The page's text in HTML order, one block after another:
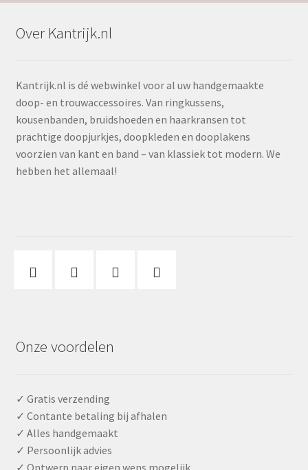
Over Kantrijk.nl
Kantrijk.nl is dé webwinkel voor al uw handgemaakte
doop- en trouwaccessoires. Van ringkussens,
kousenbanden, bruidshoeden en haarkransen tot
prachtige doopjurkjes, doopkleden en dooplakens
voorzien van kant en band – van klassiek tot modern. We
hebben het allemaal!
Onze voordelen
✓ Gratis verzending
✓ Contante betaling bij afhalen
✓ Alles handgemaakt
✓ Persoonlijk advies